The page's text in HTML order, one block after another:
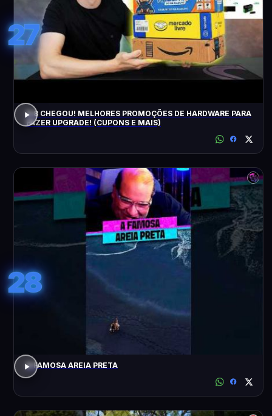
27
8.8 CHEGOU! MELHORES PROMOÇÕES DE HARDWARE PARA
FAZER UPGRADE! (CUPONS E MAIS)
28
A FAMOSA AREIA PRETA